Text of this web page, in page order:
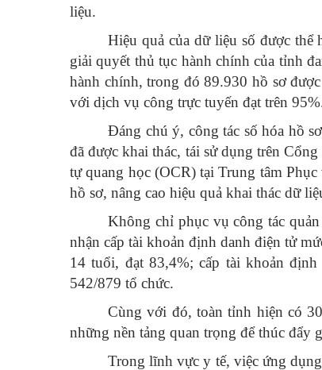
liệu.
Hiệu quả của dữ liệu số được
giải quyết thủ tục hành chính của tỉnh
hành chính, trong đó 89.930 hồ sơ
với dịch vụ công trực tuyến đạt trên
Đáng chú ý, công tác số hóa hồ
đã được khai thác, tái sử dụng trên
tự quang học (OCR) tại Trung tâm
hồ sơ, nâng cao hiệu quả khai thác dữ
Không chỉ phục vụ công tác
nhận cấp tài khoản định danh điện tử
14 tuổi, đạt 83,4%; cấp tài khoản
542/879 tổ chức.
Cùng với đó, toàn tỉnh hiện có
những nền tảng quan trọng để thúc đẩy
Trong lĩnh vực y tế, việc ứng